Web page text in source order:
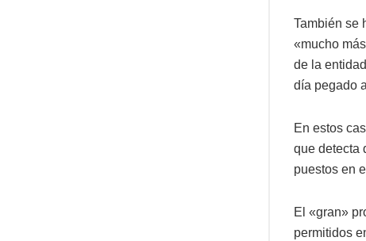
También se
«mucho
de la
día pegado
En estos
que detecta
puestos en
El «gran»
permitidos